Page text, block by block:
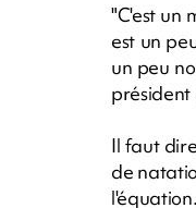
"C'est un
est un
un peu
président
Il faut
de
l'équation.